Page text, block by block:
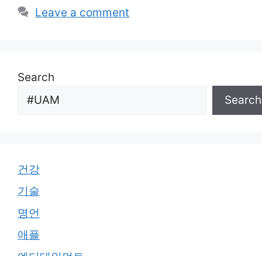
Leave a comment
Search
Search
건강
기술
명언
애플